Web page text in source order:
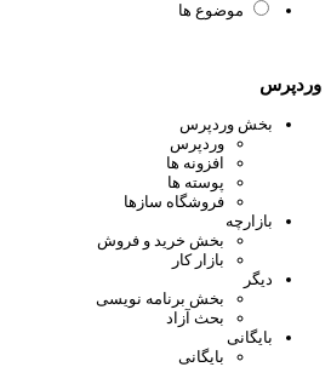
موضوع ها
بخش وردپرس
وردپرس
افزونه ها
پوسته ها
فروشگاه سازها
بازارچه
بخش خرید و فروش
بازار کار
دیگر
بخش برنامه نویسی
بحث آزاد
بایگانی
بایگانی